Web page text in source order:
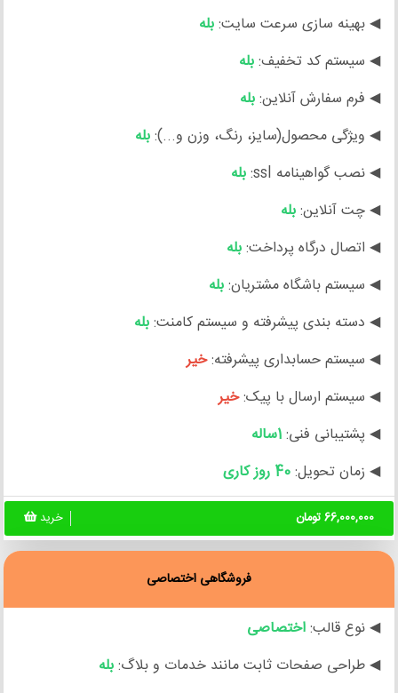
◀ بهینه سازی سرعت سایت:بله
◀ سیستم کد تخفیف:بله
◀ فرم سفارش آنلاین:بله
◀ ویژگی محصول(سایز، رنگ، وزن و...):بله
◀ نصب گواهینامه ssl:
بله
◀ چت آنلاین:بله
◀ اتصال درگاه پرداخت:بله
◀ سیستم باشگاه مشتریان:بله
◀ دسته بندی پیشرفته و سیستم کامنت:بله
◀ سیستم حسابداری پیشرفته:خیر
◀ سیستم ارسال با پیک:خیر
◀ پشتیبانی فنی:1ساله
◀ زمان تحویل:40 روز کاری
66,000,000 تومان خرید
فروشگاهی اختصاصی
◀ نوع قالب:اختصاصی
◀ طراحی صفحات ثابت مانند خدمات و بلاگ:بله